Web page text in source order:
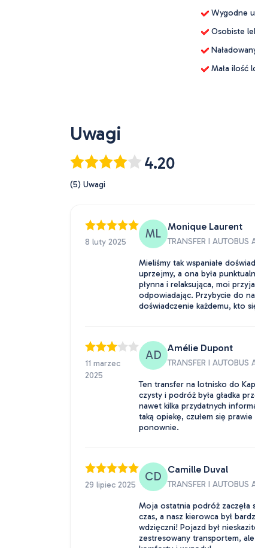
Wygodne
Osobiste
Mała ilość
Uwagi
4.20
(5) Uwagi
8 luty 2025
ML
Monique Laurent
TRANSFER I AUTOBUS
Mieliśmy tak wspaniałe
uprzejmy, a ona była
płynna i relaksująca, moi
odpowiadając. Przybycie do
doświadczenie każdemu, kto
11 marzec
2025
AD
Amélie Dupont
TRANSFER I AUTOBUS
Ten transfer na lotnisko do
czysty i podróż była gładka
nawet kilka przydatnych
taką opiekę, czułem się
ponownie.
29 lipiec 2025
CD
Camille Duval
TRANSFER I AUTOBUS
Moja ostatnia podróż zaczęła
czas, a nasz kierowca był
wdzięczni! Pojazd był
zestresowany transportem,